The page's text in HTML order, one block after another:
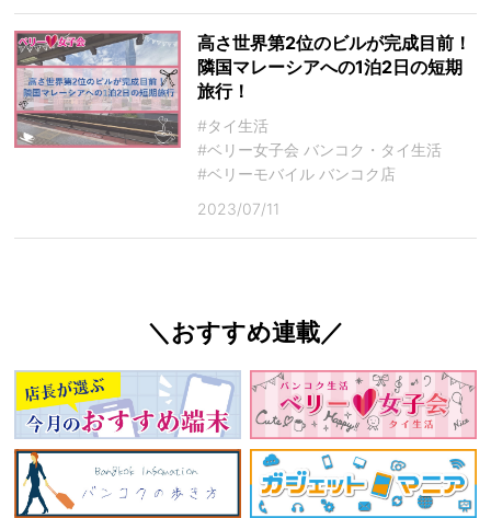
高さ世界第2位のビルが完成目前！
隣国マレーシアへの1泊2日の短期
旅行！
#タイ生活
#ベリー女子会 バンコク・タイ生活
#ベリーモバイル バンコク店
2023/07/11
＼おすすめ連載／